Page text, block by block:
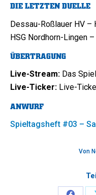
DIE LETZTEN DUELLE
Dessau-Roßlauer HV –
HSG Nordhorn-Lingen
ÜBERTRAGUNG
Live-Stream: Das
Live-Ticker: Live-
ANWURF
Spieltagsheft #03 –
Von